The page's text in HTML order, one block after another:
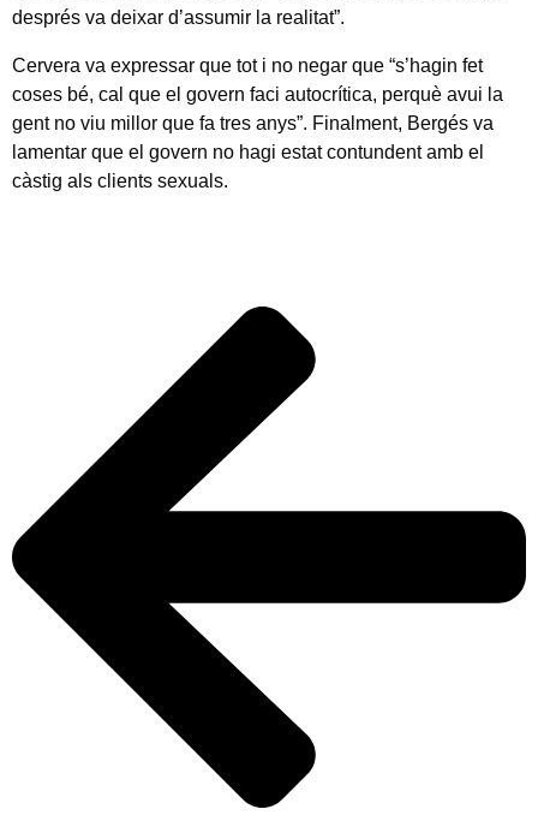
després va deixar d’assumir la realitat”.
Cervera va expressar que tot i no negar que “s’hagin fet
coses bé, cal que el govern faci autocrítica, perquè avui la
gent no viu millor que fa tres anys”. Finalment, Bergés va
lamentar que el govern no hagi estat contundent amb el
càstig als clients sexuals.